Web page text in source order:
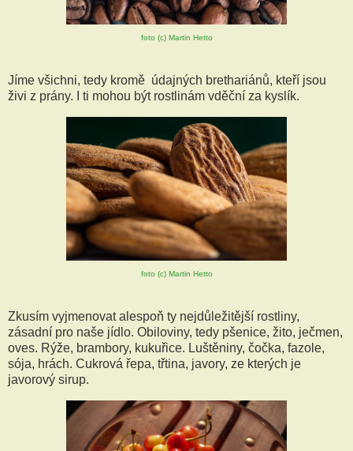
foto (c) Martin Hetto
Jíme všichni, tedy kromě údajných brethariánů, kteří jsou
živi z prány. I ti mohou být rostlinám vděční za kyslík.
foto (c) Martin Hetto
Zkusím vyjmenovat alespoň ty nejdůležitější rostliny,
zásadní pro naše jídlo. Obiloviny, tedy pšenice, žito, ječmen,
oves. Rýže, brambory, kukuřice. Luštěniny, čočka, fazole,
sója, hrách. Cukrová řepa, třtina, javory, ze kterých je
javorový sirup.